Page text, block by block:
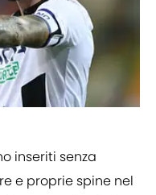
inseriti senza
e proprie spine nel